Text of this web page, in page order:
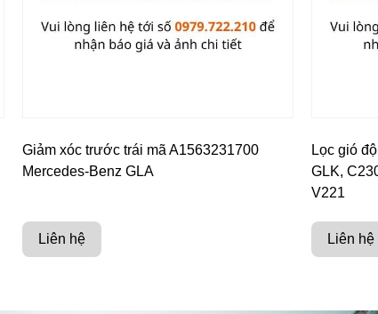
Giảm xóc trước trái mã A1563231700
Mercedes-Benz GLA
Liên hệ
Lọc gió
GLK,
V221
Liên hệ